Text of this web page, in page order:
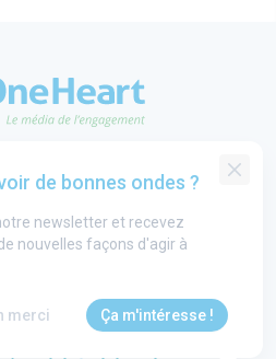
One Heart
légales
de bonnes ondes ?
newsletter et recevez
nouvelles façons d'agir à
merci Ça m'intéresse !